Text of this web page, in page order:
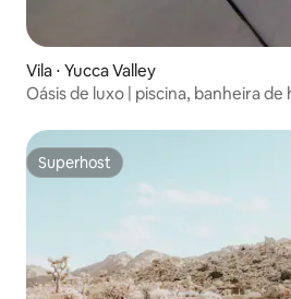
Vila ⋅ Yucca Valley
Oásis de luxo | piscina, banheira
Superhost
Superhost